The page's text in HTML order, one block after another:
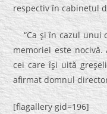
respectiv în cabinetul
“Ca şi în cazul unui
memoriei este
cei care îşi uită
afirmat domnul
[flagallery gid=196]